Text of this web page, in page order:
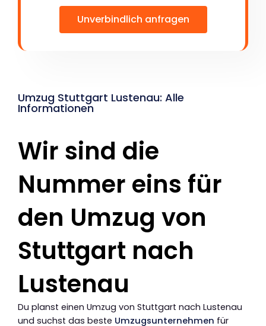
Unverbindlich anfragen
Umzug Stuttgart Lustenau: Alle
Informationen
Wir sind die
Nummer eins für
den Umzug von
Stuttgart nach
Lustenau
Du planst einen Umzug von Stuttgart nach Lustenau
und suchst das beste Umzugsunternehmen für